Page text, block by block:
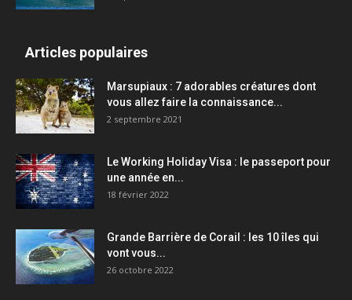
Articles populaires
Marsupiaux : 7 adorables créatures dont
vous allez faire la connaissance...
2 septembre 2021
Le Working Holiday Visa : le passeport pour
une année en...
18 février 2022
Grande Barrière de Corail : les 10 îles qui
vont vous...
26 octobre 2022